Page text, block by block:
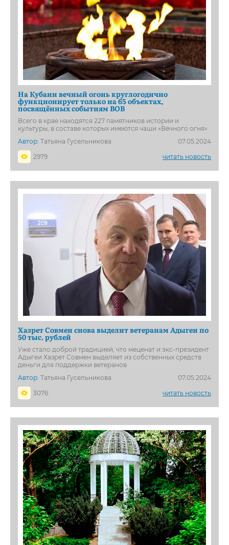
На Кубани вечный огонь круглогодично
функционирует только на 65 объектах,
посвящённых событиям ВОВ
Всего в крае находятся 227 памятников истории и
культуры, в составе которых имеются чаши «Вечного огня»
Автор: Татьяна Гусельникова
07.05.2024
2979
читать новость
Хазрет Совмен снова выделит ветеранам Адыгеи по
50 тыс. рублей
Уже стало доброй традицией, что меценат и экс-президент
Адыгеи Хазрет Совмен выделяет из собственных средств
деньги для поддержки ветеранов
Автор: Татьяна Гусельникова
07.05.2024
3076
читать новость